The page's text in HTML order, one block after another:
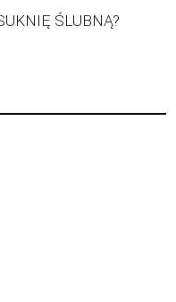
ŚLUBNĄ?